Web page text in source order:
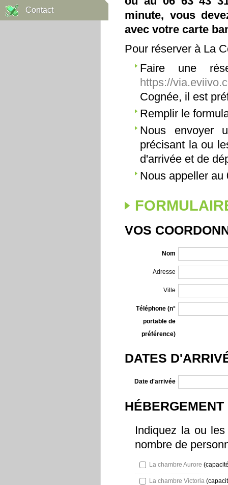
Contact
minute, vous
avec votre carte
Pour réserver à La
Faire une
https://
Cognée, il est
Remplir le
Nous envoyer
précisant la ou
d'arrivée et de
Nous appeller au
VOS
Nom
Adresse
Ville
Téléphone (n°
portable de
préférence)
DATES
Date d'arrivée
HÉBERGEMENT
Indiquez la ou
nombre de
La chambre Aurore
La chambre Victoria